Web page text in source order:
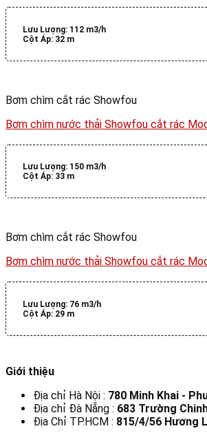
Lưu Lượng: 112 m3/h
Cột Áp: 32 m
Bơm chìm cắt rác Showfou
Bơm chìm nước thải Showfou cắt rác
Lưu Lượng: 150 m3/h
Cột Áp: 33 m
Bơm chìm cắt rác Showfou
Bơm chìm nước thải Showfou cắt rác
Lưu Lượng: 76 m3/h
Cột Áp: 29 m
Giới thiệu
Địa chỉ Hà Nội : 780 Minh Khai -
Địa chỉ Đà Nẵng : 683 Trường
Địa Chỉ TP.HCM : 815/4/56 Hương